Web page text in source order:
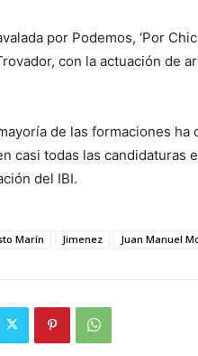
por Podemos, ‘Por
con la actuación de
de las formaciones
casi todas las candidaturas
del IBI.
Marín Jimenez Juan Manuel